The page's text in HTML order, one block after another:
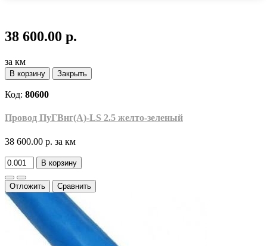
38 600.00 р.
за км
В корзину Закрыть
Код: 80600
Провод ПуГВнг(A)-LS 2.5 желто-зеленый
38 600.00 р. за км
В корзину
Отложить Сравнить